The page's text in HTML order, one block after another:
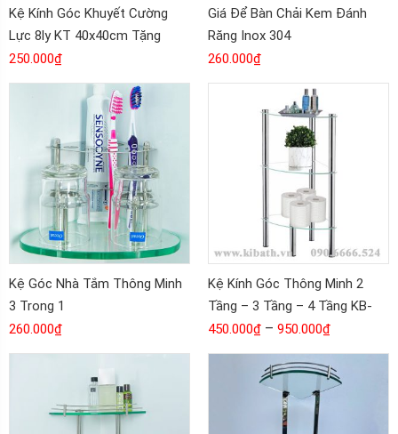
Kệ Kính Góc Khuyết Cường
Lực 8ly KT 40x40cm Tặng
Kèm Bộ Bát Inox 304, KB-317
250.000₫
Giá Để Bàn Chải Kem Đánh
Răng Inox 304
260.000₫
Kệ Góc Nhà Tắm Thông Minh
3 Trong 1
260.000₫
Kệ Kính Góc Thông Minh 2
Tầng – 3 Tầng – 4 Tầng KB-
935
450.000₫ – 950.000₫